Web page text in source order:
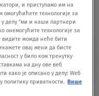
zaboravljeni vođa
и приступамо им на
технологије за
у делу "ми и наши партнери
онемогућите технологије за
видите можда неће бити
овај мени да бисте
у било ком тренутку
на дну ове веб
како је описано у делу: Wеб
политику приватности. Више